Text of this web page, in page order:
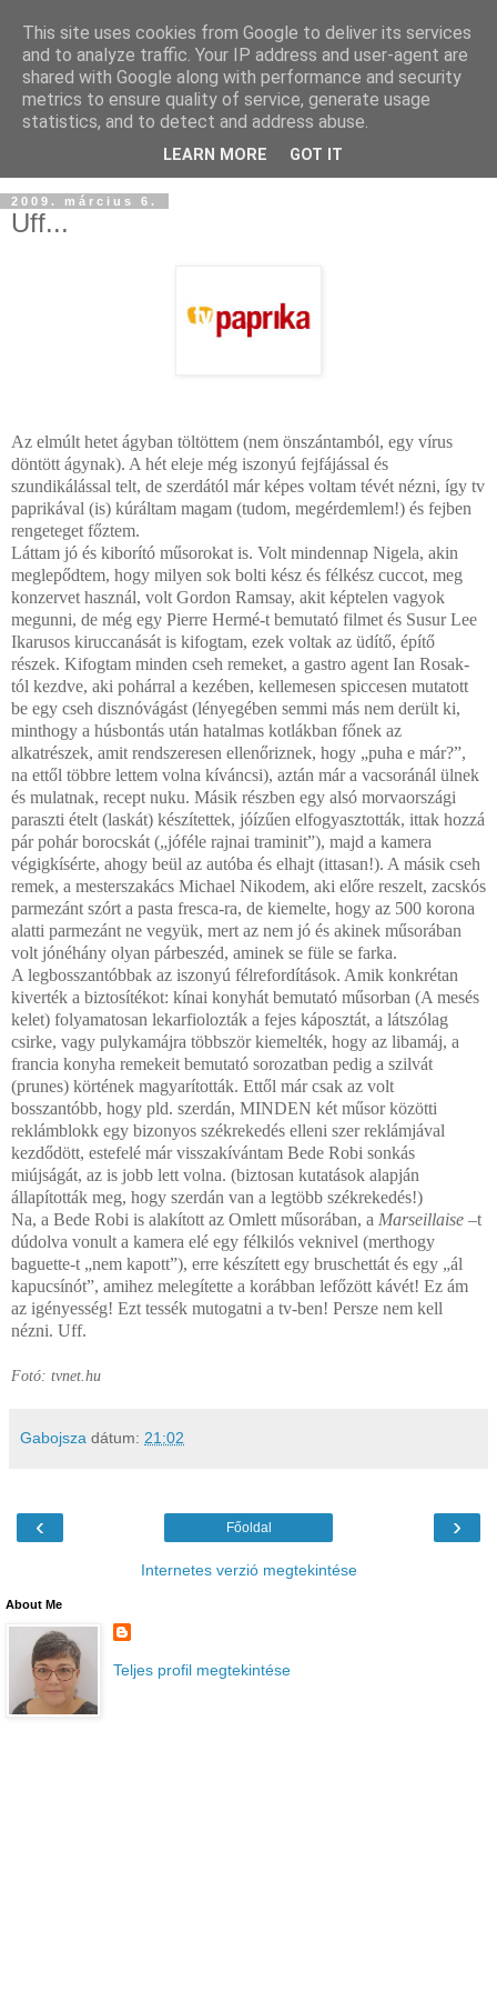
2009. március 6.
Uff...
Az elmúlt hetet ágyban töltöttem (nem önszántamból, egy vírus
döntött ágynak). A hét eleje még iszonyú fejfájással és
szundikálással telt, de szerdától már képes voltam tévét nézni, így tv
paprikával (is) kúráltam magam (tudom, megérdemlem!) és fejben
rengeteget főztem.
Láttam jó és kiborító műsorokat is. Volt mindennap Nigela, akin
meglepődtem, hogy milyen sok bolti kész és félkész cuccot, meg
konzervet használ, volt Gordon Ramsay, akit képtelen vagyok
megunni, de még egy Pierre Hermé-t bemutató filmet és Susur Lee
Ikarusos kiruccanását is kifogtam, ezek voltak az üdítő, építő
részek. Kifogtam minden cseh remeket, a gastro agent Ian Rosak-
tól kezdve, aki pohárral a kezében, kellemesen spiccesen mutatott
be egy cseh disznóvágást (lényegében semmi más nem derült ki,
minthogy a húsbontás után hatalmas kotlákban főnek az
alkatrészek, amit rendszeresen ellenőriznek, hogy „puha e már?”,
na ettől többre lettem volna kíváncsi), aztán már a vacsoránál ülnek
és mulatnak, recept nuku. Másik részben egy alsó morvaországi
paraszti ételt (laskát) készítettek, jóízűen elfogyasztották, ittak hozzá
pár pohár borocskát („jóféle rajnai traminit”), majd a kamera
végigkísérte, ahogy beül az autóba és elhajt (ittasan!). A másik cseh
remek, a mesterszakács Michael Nikodem, aki előre reszelt, zacskós
parmezánt szórt a pasta fresca-ra, de kiemelte, hogy az 500 korona
alatti parmezánt ne vegyük, mert az nem jó és akinek műsorában
volt jónéhány olyan párbeszéd, aminek se füle se farka.
A legbosszantóbbak az iszonyú félrefordítások. Amik konkrétan
kiverték a biztosítékot: kínai konyhát bemutató műsorban (A mesés
kelet) folyamatosan lekarfiolozták a fejes káposztát, a látszólag
csirke, vagy pulykamájra többször kiemelték, hogy az libamáj, a
francia konyha remekeit bemutató sorozatban pedig a szilvát
(prunes) körtének magyarították. Ettől már csak az volt
bosszantóbb, hogy pld. szerdán, MINDEN két műsor közötti
reklámblokk egy bizonyos székrekedés elleni szer reklámjával
kezdődött, estefelé már visszakívántam Bede Robi sonkás
miújságát, az is jobb lett volna. (biztosan kutatások alapján
állapították meg, hogy szerdán van a legtöbb székrekedés!)
Na, a Bede Robi is alakított az Omlett műsorában, a Marseillaise –t
dúdolva vonult a kamera elé egy félkilós veknivel (merthogy
baguette-t „nem kapott”), erre készített egy bruschettát és egy „ál
kapucsínót”, amihez melegítette a korábban lefőzött kávét! Ez ám
az igényesség! Ezt tessék mutogatni a tv-ben! Persze nem kell
nézni. Uff.
Fotó: tvnet.hu
Gabojsza dátum: 21:02
‹ ›
Főoldal
Internetes verzió megtekintése
About Me
Teljes profil megtekintése
This site uses cookies from Google to deliver its services
and to analyze traffic. Your IP address and user-agent are
shared with Google along with performance and security
metrics to ensure quality of service, generate usage
statistics, and to detect and address abuse.
LEARN MORE GOT IT